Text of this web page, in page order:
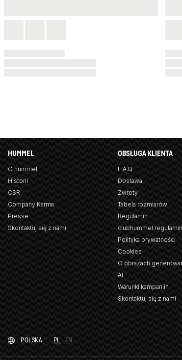
HUMMEL
O hummel
Historii
CSR
Company Karma
Presse
Skontaktuj się z nami
OBSŁUGA KLIENTA
F.A.Q
Dostawa
Zwroty
Tabela rozmiarów
Regulamin
clubhummel regulamin
Polityka prywatności
Cookies
O obrazach
AI
Warunki kampanii*
Skontaktuj się z nami
POLSKA PL EN